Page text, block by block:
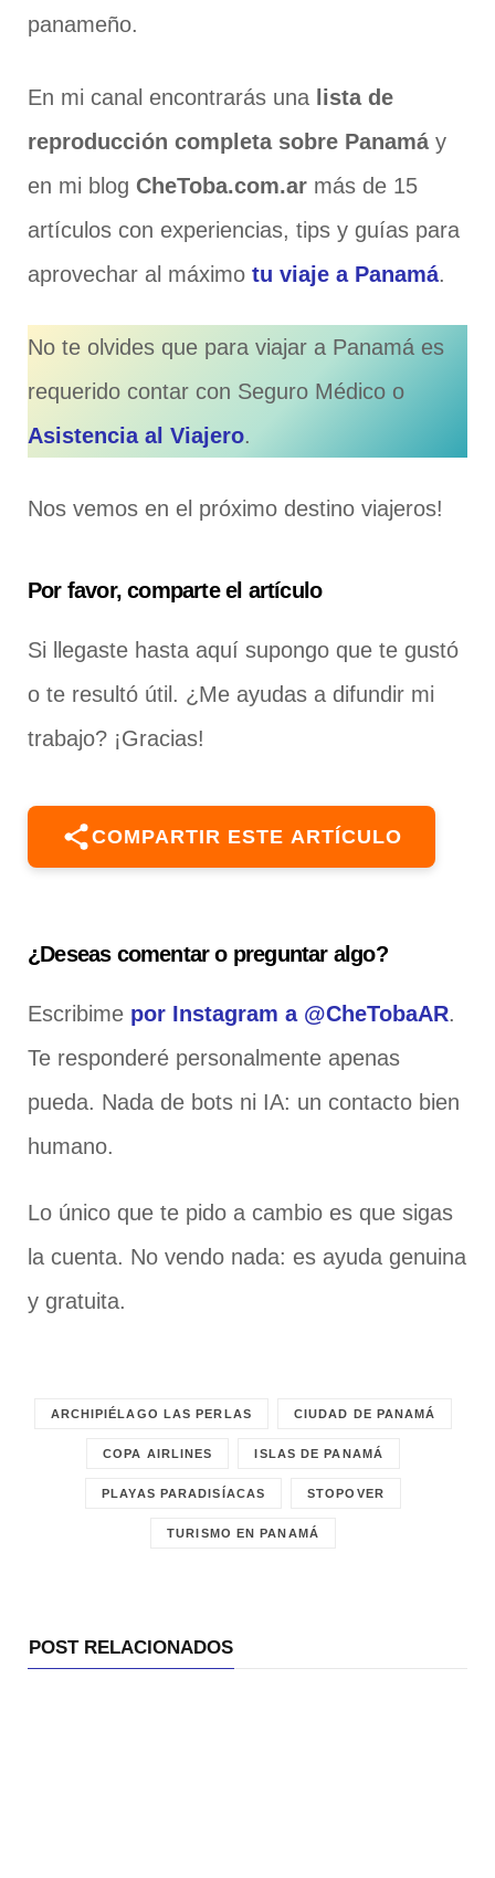
panameño.
En mi canal encontrarás una lista de
reproducción completa sobre Panamá y
en mi blog CheToba.com.ar más de 15
artículos con experiencias, tips y guías para
aprovechar al máximo tu viaje a Panamá.
No te olvides que para viajar a Panamá es
requerido contar con Seguro Médico o
Asistencia al Viajero.
Nos vemos en el próximo destino viajeros!
Por favor, comparte el artículo
Si llegaste hasta aquí supongo que te gustó
o te resultó útil. ¿Me ayudas a difundir mi
trabajo? ¡Gracias!
COMPARTIR ESTE ARTÍCULO
¿Deseas comentar o preguntar algo?
Escribime por Instagram a @CheTobaAR.
Te responderé personalmente apenas
pueda. Nada de bots ni IA: un contacto bien
humano.
Lo único que te pido a cambio es que sigas
la cuenta. No vendo nada: es ayuda genuina
y gratuita.
ARCHIPIÉLAGO LAS PERLAS CIUDAD DE PANAMÁ
COPA AIRLINES ISLAS DE PANAMÁ
PLAYAS PARADISÍACAS STOPOVER
TURISMO EN PANAMÁ
POST RELACIONADOS